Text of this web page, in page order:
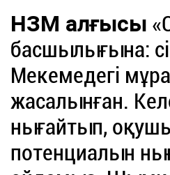
НЗМ алғысы
басшылығына:
Мекемедегі
жасалынған.
нығайтып,
потенциалын